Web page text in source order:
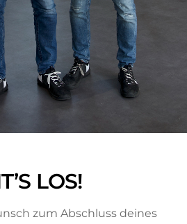
LOS!
zum Abschluss deines